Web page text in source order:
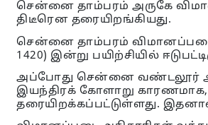
சென்னை தாம்பரம் அருகே
திடீரென தரையிறங்கியது.
சென்னை தாம்பரம் விமானப்படை
1420) இன்று பயிற்சியில்
அப்போது சென்னை வண்டலூர்
இயந்திரக் கோளாறு
தரையிறக்கப்பட்டுள்ளது.